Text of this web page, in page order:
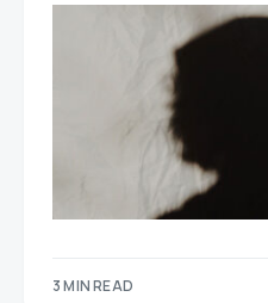
3 MIN READ